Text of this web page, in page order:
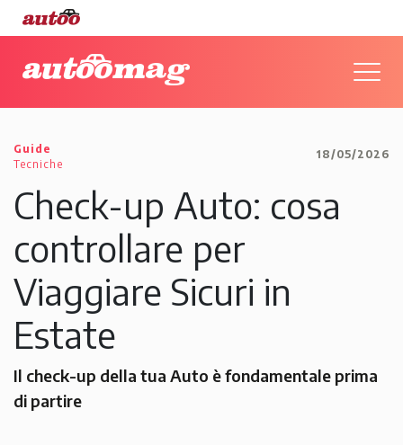
Guide
Tecniche
18/05/2026
Check-up Auto: cosa
controllare per
Viaggiare Sicuri in
Estate
Il check-up della tua Auto è fondamentale prima
di partire